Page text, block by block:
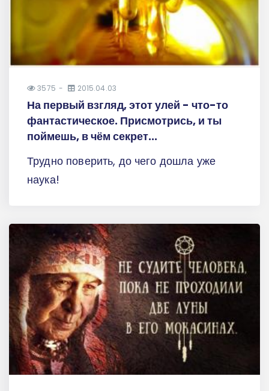
3575 2015.04.03
На первый взгляд, этот улей - что-то
фантастическое. Присмотрись, и ты
поймешь, в чём секрет...
Трудно поверить, до чего дошла уже
наука!